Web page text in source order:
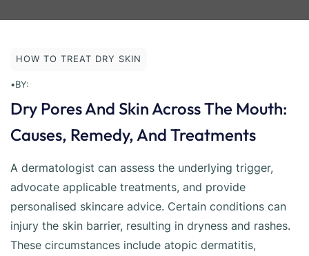
HOW TO TREAT DRY SKIN
•BY:
Dry Pores And Skin Across The Mouth:
Causes, Remedy, And Treatments
A dermatologist can assess the underlying trigger,
advocate applicable treatments, and provide
personalised skincare advice. Certain conditions can
injury the skin barrier, resulting in dryness and rashes.
These circumstances include atopic dermatitis,